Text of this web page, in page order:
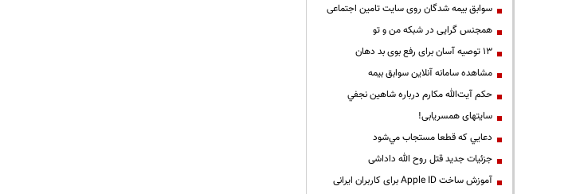
سوابق بیمه شدگان روی سایت تامین اجتماعی
همجنس گرایی در شبکه من و تو
13 توصیه آسان برای رفع بوی بد دهان
مشاهده سامانه آنلاين سوابق بیمه
حكم آيت‌الله مكارم درباره شاهين نجفي
سایتهای همسریابی!
دعايي كه قطعا مستجاب مي‌شود
جزئیات جدید قتل روح الله داداشی
آموزش ساخت Apple ID برای کاربران ایرانی